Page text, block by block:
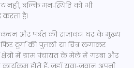
नहीं, बल्कि मन‑स्थिति को भी
है।
कंचन और पर्बत की सजावट। घर के मुख्य
दुर्गा की पुतली या चित्र लगाकर
में ग्राम पंचायत के मेले में गरबा और
होते हैं, जहाँ युवा‑जवान अपनी